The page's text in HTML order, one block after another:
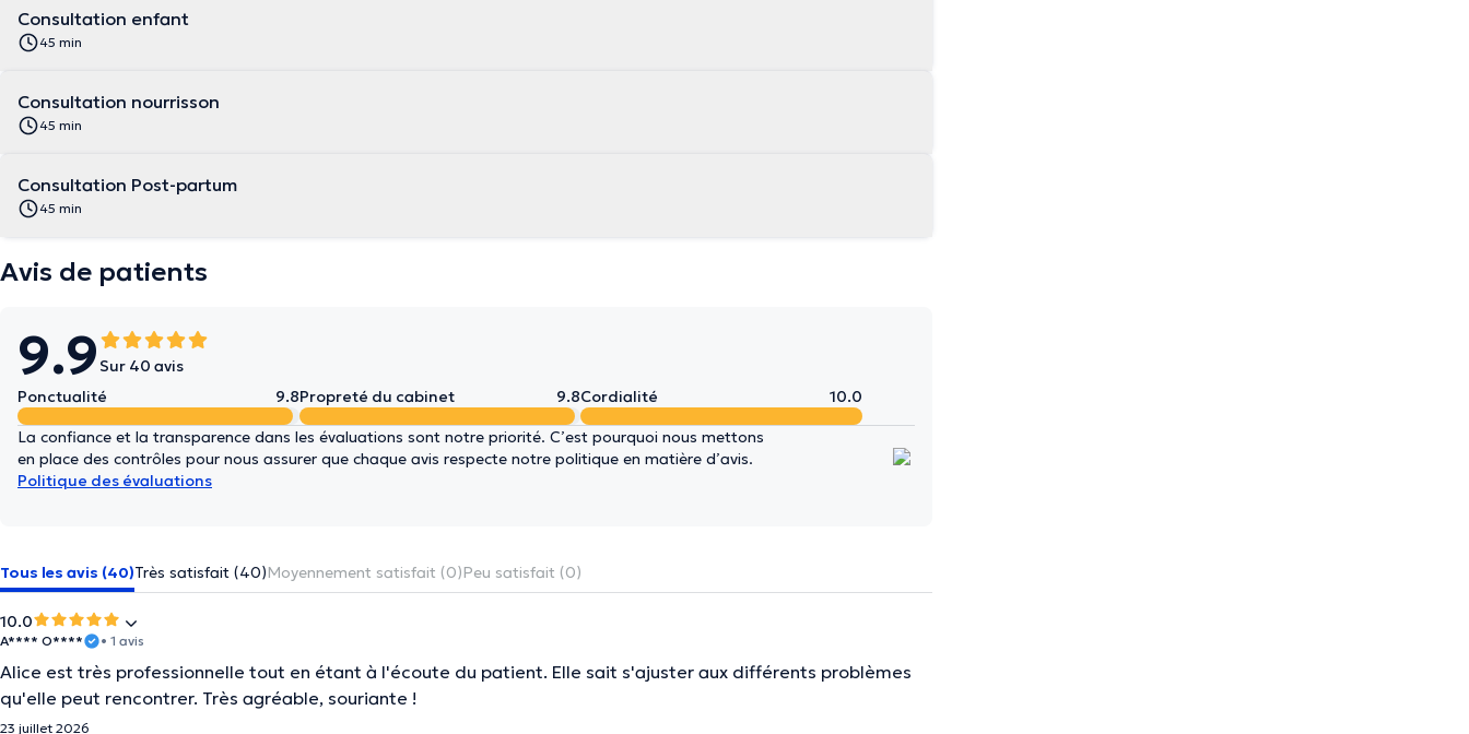
Consultation enfant
45 min
Consultation nourrisson
45 min
Consultation Post-partum
45 min
Avis de patients
9.9 Sur 40 avis
Ponctualité
9.8Propreté du cabinet 9.8Cordialité 10.0
La confiance et la transparence dans les évaluations sont notre priorité. C’est pourquoi nous mettons
en place des contrôles pour nous assurer que chaque avis respecte notre politique en matière d’avis.
Politique des évaluations
Tous les avis (40)Très satisfait (40)Moyennement satisfait (0)Peu satisfait (0)
10.0
A**** O**** • 1 avis
Alice est très professionnelle tout en étant à l'écoute du patient. Elle sait s'ajuster aux différents problèmes
qu'elle peut rencontrer. Très agréable, souriante !
23 juillet 2026